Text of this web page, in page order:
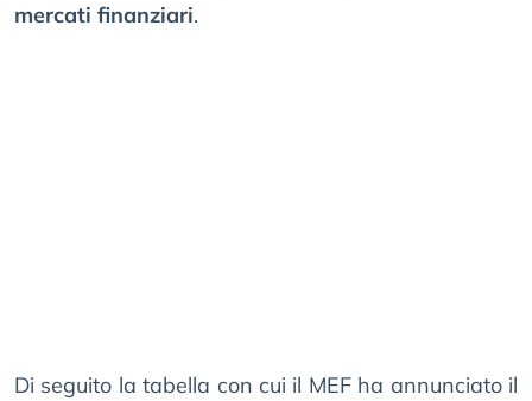
mercati finanziari.
Di seguito la tabella con cui il MEF ha annunciato il